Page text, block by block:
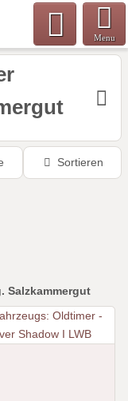
Menu
Sortieren
Salzkammergut